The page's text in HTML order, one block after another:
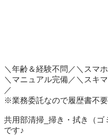
＼年齢＆経験不問／＼スマ
＼マニュアル完備／＼スキ
／
※業務委託なので履歴書不要
共用部清掃_掃き・拭き（
です♪